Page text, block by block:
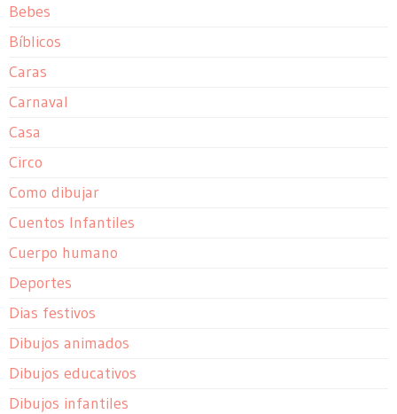
Bebes
Bíblicos
Caras
Carnaval
Casa
Circo
Como dibujar
Cuentos Infantiles
Cuerpo humano
Deportes
Dias festivos
Dibujos animados
Dibujos educativos
Dibujos infantiles